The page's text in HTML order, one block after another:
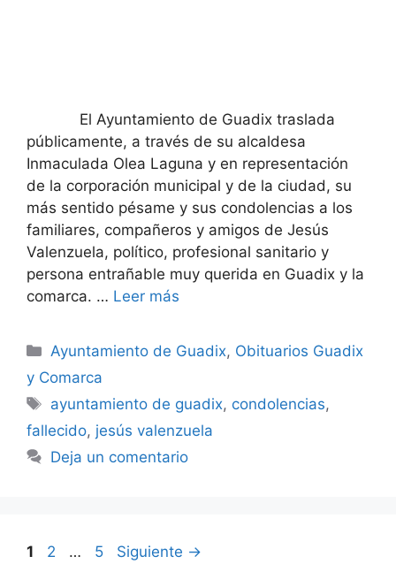
El Ayuntamiento de Guadix traslada
públicamente, a través de su alcaldesa
Inmaculada Olea Laguna y en representación
de la corporación municipal y de la ciudad, su
más sentido pésame y sus condolencias a los
familiares, compañeros y amigos de Jesús
Valenzuela, político, profesional sanitario y
persona entrañable muy querida en Guadix y la
comarca. … Leer más
Categorías
Ayuntamiento de Guadix, Obituarios Guadix
y Comarca
Etiquetas
ayuntamiento de guadix, condolencias,
fallecido, jesús valenzuela
Deja un comentario
Página
1 Página
2 … Página
5 Siguiente →